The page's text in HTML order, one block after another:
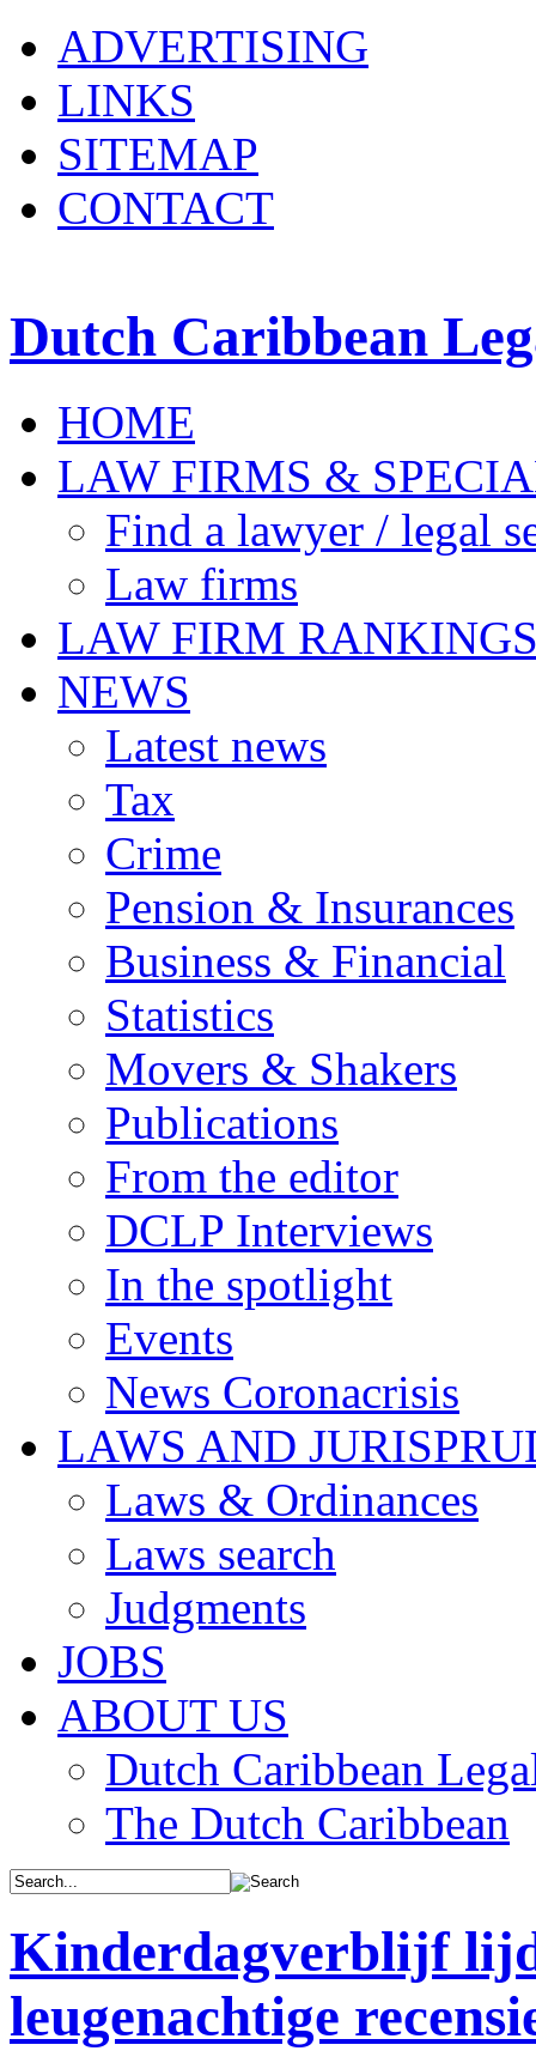
ADVERTISING
LINKS
SITEMAP
CONTACT
Dutch Caribbean
HOME
LAW FIRMS &
Find a lawyer / legal
Law firms
LAW FIRM
NEWS
Latest news
Tax
Crime
Pension & Insurances
Business & Financial
Statistics
Movers & Shakers
Publications
From the editor
DCLP Interviews
In the spotlight
Events
News Coronacrisis
LAWS AND
Laws & Ordinances
Laws search
Judgments
JOBS
ABOUT US
Dutch Caribbean
The Dutch Caribbean
Kinderdagverblijf
leugenachtige